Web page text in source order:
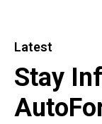
Latest
Stay